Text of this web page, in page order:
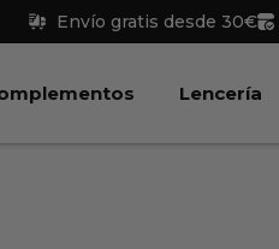
Envío gratis desde 30€
Juguetes AbrirLencería